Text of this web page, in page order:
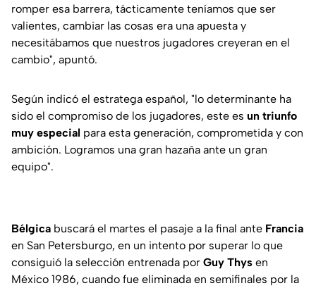
romper esa barrera, tácticamente teníamos que ser
valientes, cambiar las cosas era una apuesta y
necesitábamos que nuestros jugadores creyeran en el
cambio", apuntó.
Según indicó el estratega español, "lo determinante ha
sido el compromiso de los jugadores, este es un triunfo
muy especial para esta generación, comprometida y con
ambición. Logramos una gran hazaña ante un gran
equipo".
Bélgica buscará el martes el pasaje a la final ante Francia
en San Petersburgo, en un intento por superar lo que
consiguió la selección entrenada por Guy Thys en
México 1986, cuando fue eliminada en semifinales por la